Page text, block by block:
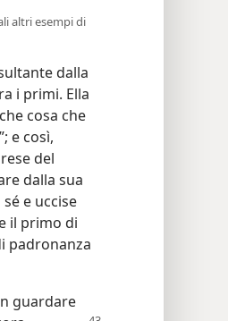
altri esempi di
dalla
i primi. Ella
cosa che
e così,
del
dalla sua
e uccise
il primo di
padronanza
guardare